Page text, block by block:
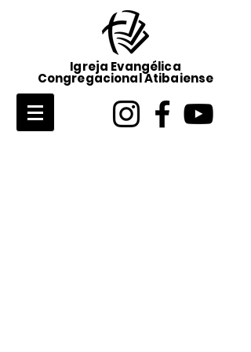
Igreja Evangélica
Congregacional Atibaiense